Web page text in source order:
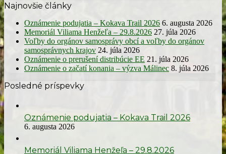
Najnovšie články
Oznámenie podujatia – Kokava Trail 2026 6. augusta 2026
Memoriál Viliama Henžeľa – 29.8.2026 27. júla 2026
Voľby do orgánov samosprávy obcí a voľby do orgánov
samosprávnych krajov 24. júla 2026
Oznámenie o prerušení distribúcie EE 21. júla 2026
Oznámenie o začatí konania – výzva Málinec 8. júla 2026
Posledné príspevky
Oznámenie podujatia – Kokava Trail 2026
6. augusta 2026
Memoriál Viliama Henžeľa – 29.8.2026